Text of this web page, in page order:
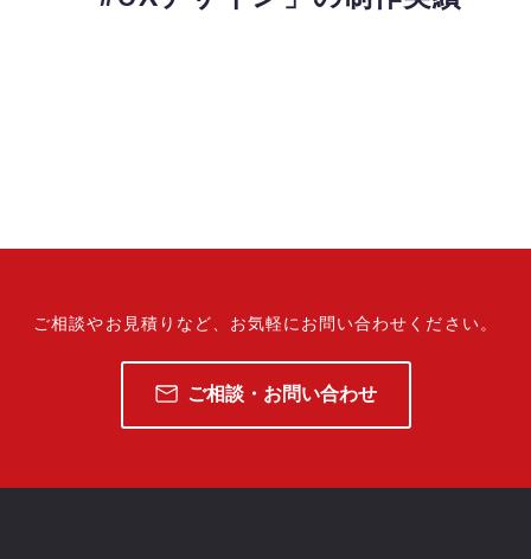
ご相談やお見積りなど、 お気軽にお問い合わせください。
ご相談・お問い合わせ